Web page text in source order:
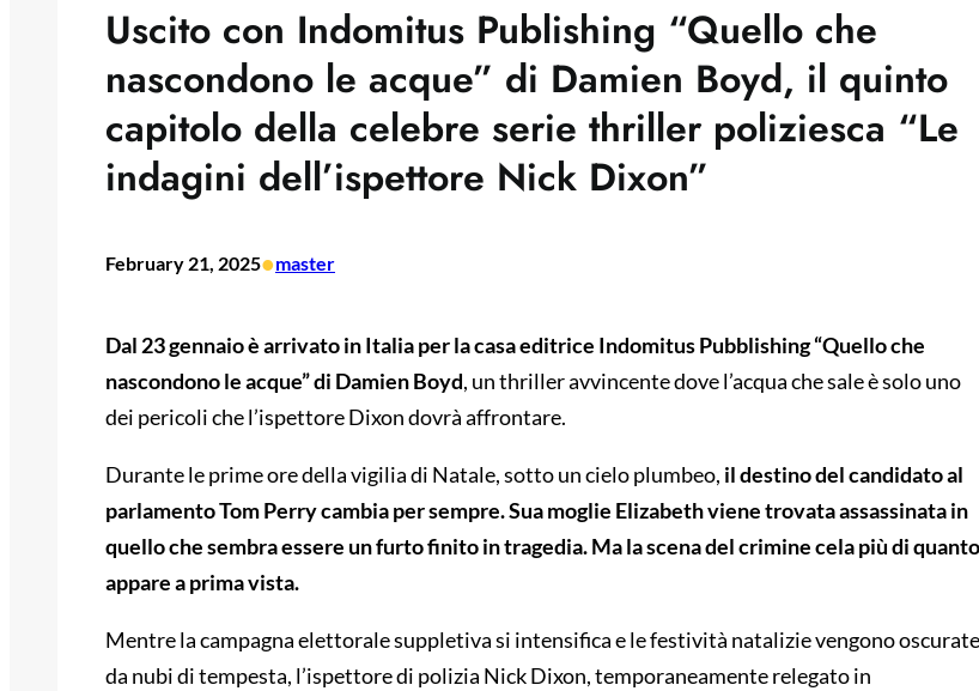
Uscito con Indomitus Publishing “Quello che
nascondono le acque” di Damien Boyd, il quinto
capitolo della celebre serie thriller poliziesca “Le
indagini dell’ispettore Nick Dixon”
February 21, 2025•master
Dal 23 gennaio è arrivato in Italia per la casa editrice Indomitus Pubblishing “Quello che
nascondono le acque” di Damien Boyd, un thriller avvincente dove l’acqua che sale è solo uno
dei pericoli che l’ispettore Dixon dovrà affrontare.
Durante le prime ore della vigilia di Natale, sotto un cielo plumbeo, il destino del candidato al
parlamento Tom Perry cambia per sempre. Sua moglie Elizabeth viene trovata assassinata in
quello che sembra essere un furto finito in tragedia. Ma la scena del crimine cela più di quanto
appare a prima vista.
Mentre la campagna elettorale suppletiva si intensifica e le festività natalizie vengono oscurate
da nubi di tempesta, l’ispettore di polizia Nick Dixon, temporaneamente relegato in